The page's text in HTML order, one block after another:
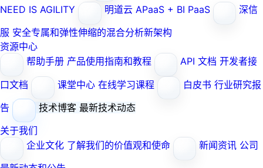
NEED IS AGILITY
明道云 APaaS + BI PaaS
深信
服 安全专属和弹性伸缩的混合分析新架构
资源中心
帮助手册 产品使用指南和教程 API 文档 开发者接
口文档
课堂中心 在线学习课程 白皮书 行业研究报
告
技术博客 最新技术动态
关于我们
企业文化 了解我们的价值观和使命 新闻资讯 公司